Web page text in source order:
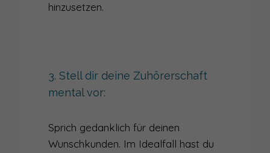
hinzusetzen.
3. Stell dir deine Zuhörerschaft
mental vor:
Sprich gedanklich für deinen
Wunschkunden. Im Idealfall hast du